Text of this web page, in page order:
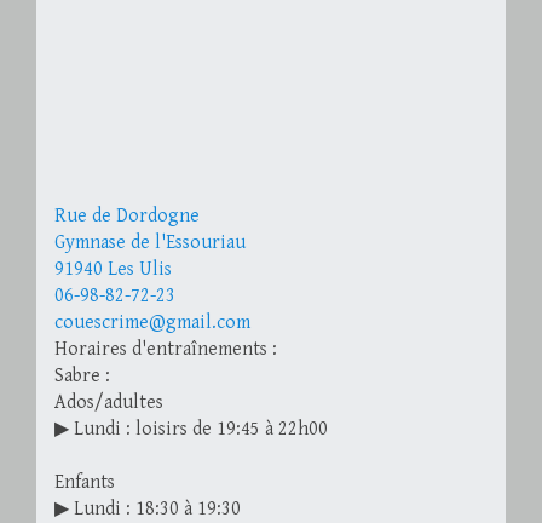
Rue de Dordogne
Gymnase de l'Essouriau
91940 Les Ulis
06-98-82-72-23
couescrime@gmail.com
Horaires d'entraînements :
Sabre :
Ados/adultes
▶ Lundi : loisirs de 19:45 à 22h00
Enfants
▶ Lundi : 18:30 à 19:30